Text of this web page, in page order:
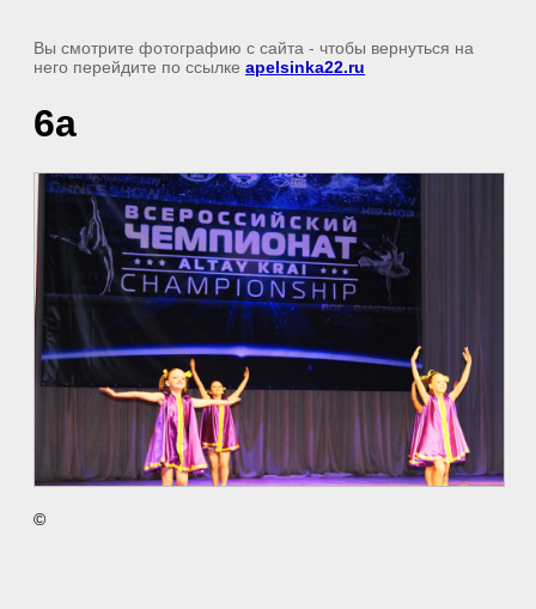
Вы смотрите фотографию с сайта - чтобы вернуться на
него перейдите по ссылке apelsinka22.ru
6а
©